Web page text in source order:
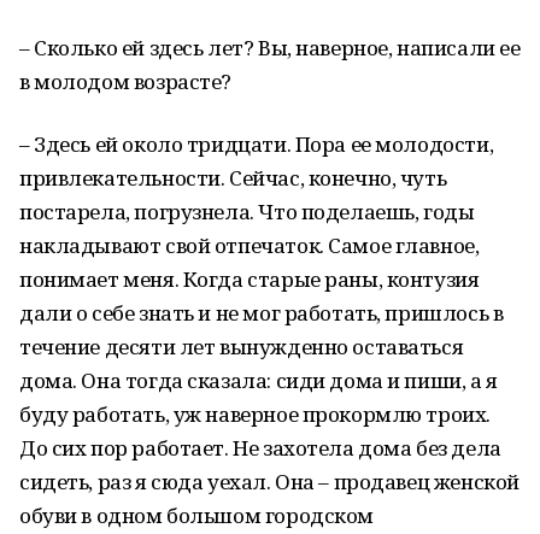
– Сколько ей здесь лет? Вы, наверное, написали ее
в молодом возрасте?
– Здесь ей около тридцати. Пора ее молодости,
привлекательности. Сейчас, конечно, чуть
постарела, погрузнела. Что поделаешь, годы
накладывают свой отпечаток. Самое главное,
понимает меня. Когда старые раны, контузия
дали о себе знать и не мог работать, пришлось в
течение десяти лет вынужденно оставаться
дома. Она тогда сказала: сиди дома и пиши, а я
буду работать, уж наверное прокормлю троих.
До сих пор работает. Не захотела дома без дела
сидеть, раз я сюда уехал. Она – продавец женской
обуви в одном большом городском